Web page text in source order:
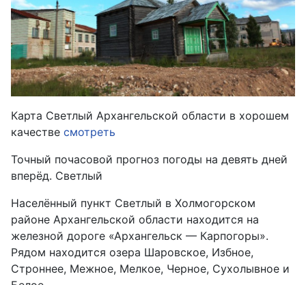
Карта Светлый Архангельской области в хорошем
качестве смотреть
Точный почасовой прогноз погоды на девять дней
вперёд. Светлый
Населённый пункт Светлый в Холмогорском
районе Архангельской области находится на
железной дороге «Архангельск — Карпогоры».
Рядом находится озера Шаровское, Избное,
Строннее, Межное, Мелкое, Черное, Сухолывное и